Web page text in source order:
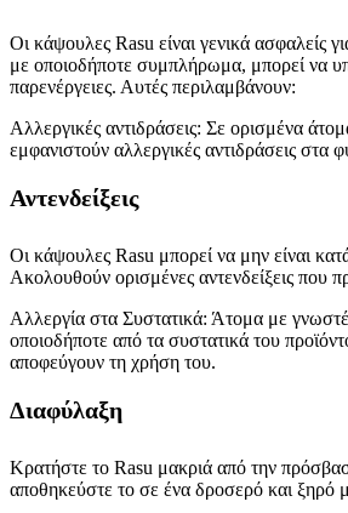
Οι κάψουλες Rasu είναι γενικά ασφαλείς
με οποιοδήποτε συμπλήρωμα, μπορεί να
παρενέργειες. Αυτές περιλαμβάνουν:
Αλλεργικές αντιδράσεις: Σε ορισμένα
εμφανιστούν αλλεργικές αντιδράσεις στα
Αντενδείξεις
Οι κάψουλες Rasu μπορεί να μην είναι
Ακολουθούν ορισμένες αντενδείξεις που
Αλλεργία στα Συστατικά: Άτομα με
οποιοδήποτε από τα συστατικά του
αποφεύγουν τη χρήση του.
Διαφύλαξη
Κρατήστε το Rasu μακριά από την
αποθηκεύστε το σε ένα δροσερό και ξηρό